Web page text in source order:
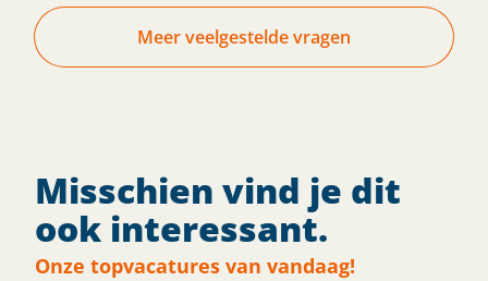
Meer veelgestelde vragen
Misschien vind je dit
ook interessant.
Onze topvacatures van vandaag!